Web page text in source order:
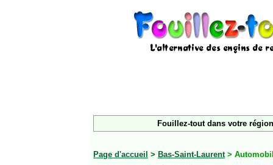
Fouillez-tout dans votre
Page d'accueil > Bas-Saint-Laurent >